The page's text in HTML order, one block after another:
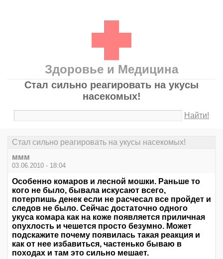
Здоровье и Медицина
Стал сильно реагировать на укусы
насекомых!
Найти!
Стал сильно реагировать на укусы насекомых!
ммм
03.06.2010 - 18:04
Особенно комаров и лесной мошки. Раньше то
кого не было, бывала искусают всего,
потерпишь денек если не расчесал все пройдет и
следов не было. Сейчас достаточно одного
укуса комара как на коже появляется приличная
опухлость и чешется просто безумно. Может
подскажите почему появилась такая реакция и
как от нее избавиться, частенько бываю в
походах и там это сильно мешает.